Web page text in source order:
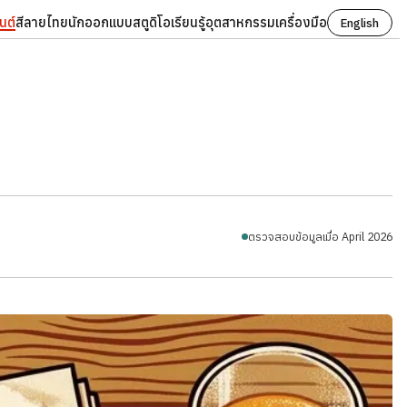
ต์สีลายไทยนักออกแบบสตูดิโอเรียนรู้อุตสาหกรรมเครื่องมือ English
ตรวจสอบข้อมูลเมื่อ April 2026